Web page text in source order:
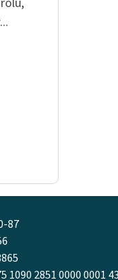
87
1090 2851 0000 0001